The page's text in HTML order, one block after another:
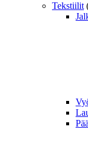
Tekstiilit